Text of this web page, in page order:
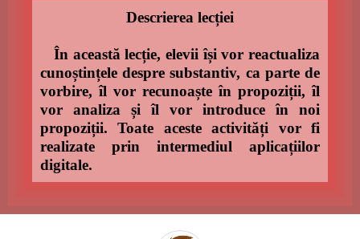
Descrierea lecției
În această lecție, elevii își vor reactualiza
cunoștințele despre substantiv, ca parte de
vorbire, îl vor recunoaște în propoziții, îl
vor analiza și îl vor introduce în noi
propoziții. Toate aceste activități vor fi
realizate prin intermediul aplicațiilor
digitale.